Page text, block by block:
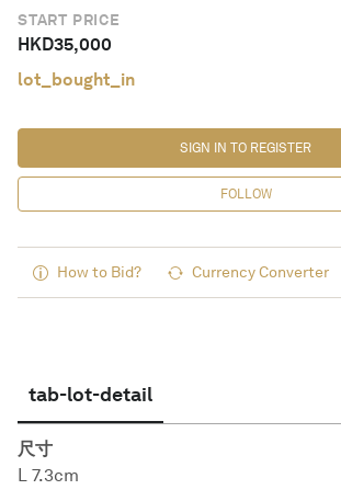
START PRICE
HKD35,000
lot_bought_in
FOLLOW
SIGN IN TO REGISTER
How to Bid? Currency Converter
tab-lot-detail
尺寸
L 7.3cm